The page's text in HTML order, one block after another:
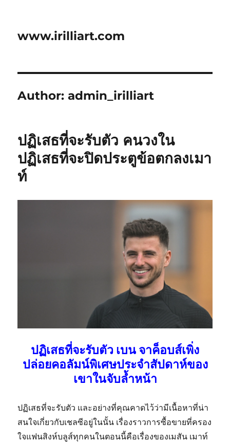
www.irilliart.com
Author:admin_irilliart
ปฏิเสธที่จะรับตัว คนวงใน
ปฏิเสธที่จะปิดประตูข้อตกลงเมา
ท์
ปฏิเสธที่จะรับตัว เบน จาค็อบส์เพิ่ง
ปล่อยคอลัมน์พิเศษประจำสัปดาห์ของ
เขาในจับล้ำหน้า
ปฏิเสธที่จะรับตัว และอย่างที่คุณคาดไว้ว่ามีเนื้อหาที่น่า
สนใจเกี่ยวกับเชลซีอยู่ในนั้น เรื่องราวการซื้อขายที่ครอง
ใจแฟนสิงห์บลูส์ทุกคนในตอนนี้คือเรื่องของเมสัน เมาท์